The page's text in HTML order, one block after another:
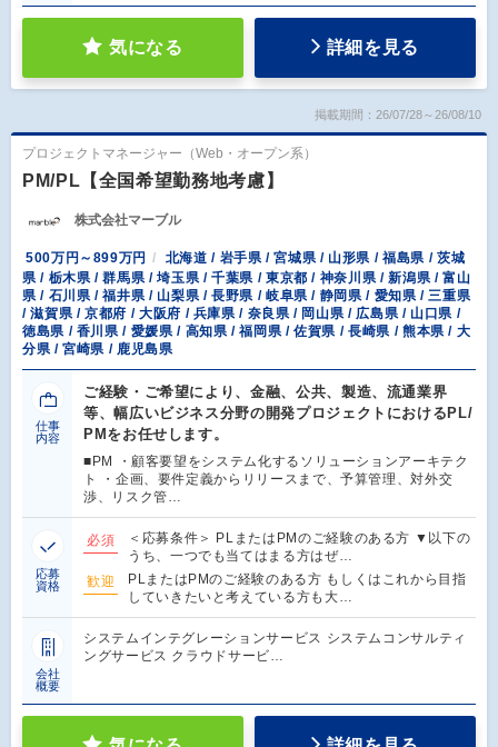
気になる 詳細を見る
掲載期間：26/07/28～26/08/10
プロジェクトマネージャー（Web・オープン系）
PM/PL【全国希望勤務地考慮】
株式会社マーブル
500万円～899万円
北海道 / 岩手県 / 宮城県 / 山形県 / 福島県 / 茨城
県 / 栃木県 / 群馬県 / 埼玉県 / 千葉県 / 東京都 / 神奈川県 / 新潟県 / 富山
県 / 石川県 / 福井県 / 山梨県 / 長野県 / 岐阜県 / 静岡県 / 愛知県 / 三重県
/ 滋賀県 / 京都府 / 大阪府 / 兵庫県 / 奈良県 / 岡山県 / 広島県 / 山口県 /
徳島県 / 香川県 / 愛媛県 / 高知県 / 福岡県 / 佐賀県 / 長崎県 / 熊本県 / 大
分県 / 宮崎県 / 鹿児島県
仕事
内容
ご経験・ご希望により、金融、公共、製造、流通業界
等、幅広いビジネス分野の開発プロジェクトにおけるPL/
PMをお任せします。
■PM ・顧客要望をシステム化するソリューションアーキテク
ト ・企画、要件定義からリリースまで、予算管理、対外交
渉、リスク管…
応募
資格
必須
＜応募条件＞ PLまたはPMのご経験のある方 ▼以下の
うち、一つでも当てはまる方はぜ…
歓迎
PLまたはPMのご経験のある方 もしくはこれから目指
していきたいと考えている方も大…
会社
概要
システムインテグレーションサービス システムコンサルティ
ングサービス クラウドサービ…